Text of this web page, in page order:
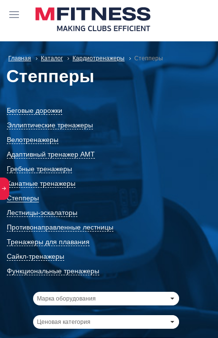
Главная Каталог Кардиотренажеры Степперы
Степперы
Беговые дорожки
Эллиптические тренажеры
Велотренажеры
Адаптивный тренажер АМТ
Гребные тренажеры
Канатные тренажеры
Степперы
Лестницы-эскалаторы
Противонаправленные лестницы
Тренажеры для плавания
Сайкл-тренажеры
Функциональные тренажеры
Марка оборудования
Ценовая категория